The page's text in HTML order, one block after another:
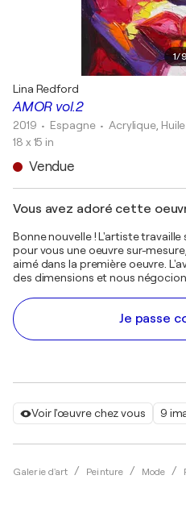
1/
Voir l'œuvre chez vous 9
Galerie d'art Peinture Mode
AMOR vol.2
Lina Redford
2019 • Espagne • Acrylique,
18 x 15 in
Vendue
Vous avez adoré cette
Bonne nouvelle ! L'artiste
pour vous une oeuvre sur-
aimé dans la première oeuvre.
des dimensions et nous
Je passe